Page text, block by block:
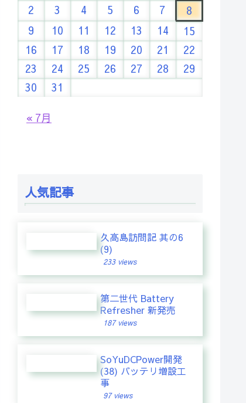
2
3 4 5 6 7
8
9
10 11 12 13 14
15
16
17 18 19 20 21
22
23
24 25 26 27 28
29
30
31
« 7月
人気記事
久高島訪問記 其の6
(9)
233 views
第二世代 Battery
Refresher 新発売
187 views
SoYuDCPower開発
(38) バッテリ増設工
事
97 views